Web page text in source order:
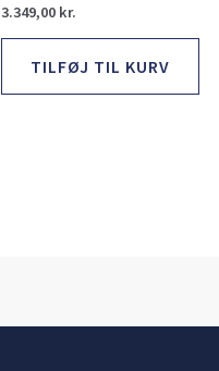
3.349,00 kr.
TILFØJ TIL KURV